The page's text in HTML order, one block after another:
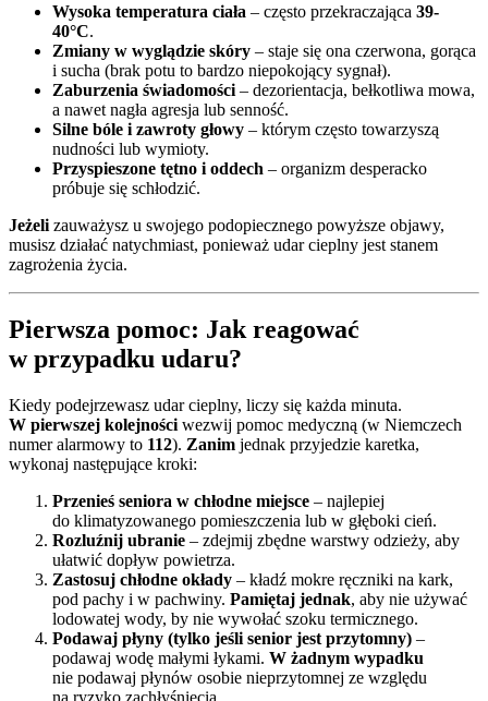
Wysoka temperatura ciała – często przekraczająca 39-
40°C.
Zmiany w wyglądzie skóry – staje się ona czerwona, gorąca
i sucha (brak potu to bardzo niepokojący sygnał).
Zaburzenia świadomości – dezorientacja, bełkotliwa mowa,
a nawet nagła agresja lub senność.
Silne bóle i zawroty głowy – którym często towarzyszą
nudności lub wymioty.
Przyspieszone tętno i oddech – organizm desperacko
próbuje się schłodzić.
Jeżeli zauważysz u swojego podopiecznego powyższe objawy,
musisz działać natychmiast, ponieważ udar cieplny jest stanem
zagrożenia życia.
Pierwsza pomoc: Jak reagować
w przypadku udaru?
Kiedy podejrzewasz udar cieplny, liczy się każda minuta.
W pierwszej kolejności wezwij pomoc medyczną (w Niemczech
numer alarmowy to 112). Zanim jednak przyjedzie karetka,
wykonaj następujące kroki:
Przenieś seniora w chłodne miejsce – najlepiej
do klimatyzowanego pomieszczenia lub w głęboki cień.
Rozluźnij ubranie – zdejmij zbędne warstwy odzieży, aby
ułatwić dopływ powietrza.
Zastosuj chłodne okłady – kładź mokre ręczniki na kark,
pod pachy i w pachwiny. Pamiętaj jednak, aby nie używać
lodowatej wody, by nie wywołać szoku termicznego.
Podawaj płyny (tylko jeśli senior jest przytomny) –
podawaj wodę małymi łykami. W żadnym wypadku
nie podawaj płynów osobie nieprzytomnej ze względu